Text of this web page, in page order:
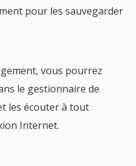
pour les sauvegarder
vous pourrez
le gestionnaire de
les écouter à tout
Internet.